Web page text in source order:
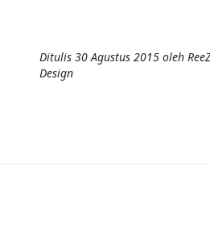
Ditulis 30 Agustus 2015oleh
Design